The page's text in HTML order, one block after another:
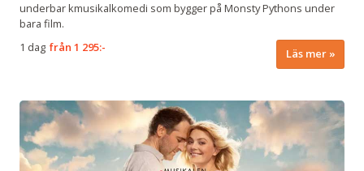
underbar kmusikalkomedi som bygger på Monsty Pythons under
bara film.
1 dag från1 295:- Läs mer